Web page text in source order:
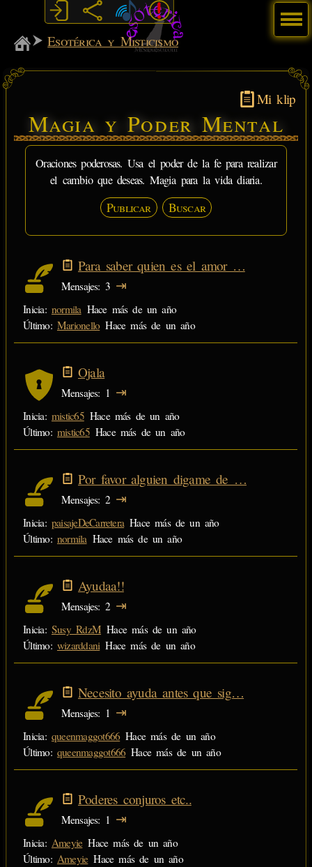
MiSabueso
Esotérica y Misticismo
Mi klip
Magia y Poder Mental
Oraciones poderosas. Usa el poder de la fe para realizar
el cambio que deseas. Magia para la vida diaria.
Publicar Buscar
Para saber quien es el amor …
Mensajes 3 ⇥
Inicia: normila Hace más de un año
Último: Marionello Hace más de un año
Ojala
Mensajes 1 ⇥
Inicia: mistic65 Hace más de un año
Último: mistic65 Hace más de un año
Por favor alguien digame de …
Mensajes 2 ⇥
Inicia: paisajeDeCarretera Hace más de un año
Último: normila Hace más de un año
Ayudaa!!
Mensajes 2 ⇥
Inicia: Susy_RdzM Hace más de un año
Último: wizarddani Hace más de un año
Necesito ayuda antes que sig…
Mensajes 1 ⇥
Inicia: queenmaggot666 Hace más de un año
Último: queenmaggot666 Hace más de un año
Poderes conjuros etc..
Mensajes 1 ⇥
Inicia: Ameyie Hace más de un año
Último: Ameyie Hace más de un año
Menú